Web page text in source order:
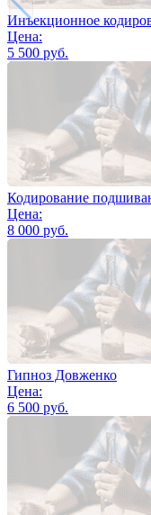
Инъекционное
Цена:
5 500 руб.
Кодирование
Цена:
8 000 руб.
Гипноз Довженко
Цена:
6 500 руб.